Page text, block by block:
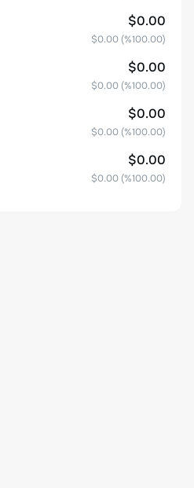
$0.00
$0.00 (%100.00)
$0.00
$0.00 (%100.00)
$0.00
$0.00 (%100.00)
$0.00
$0.00 (%100.00)